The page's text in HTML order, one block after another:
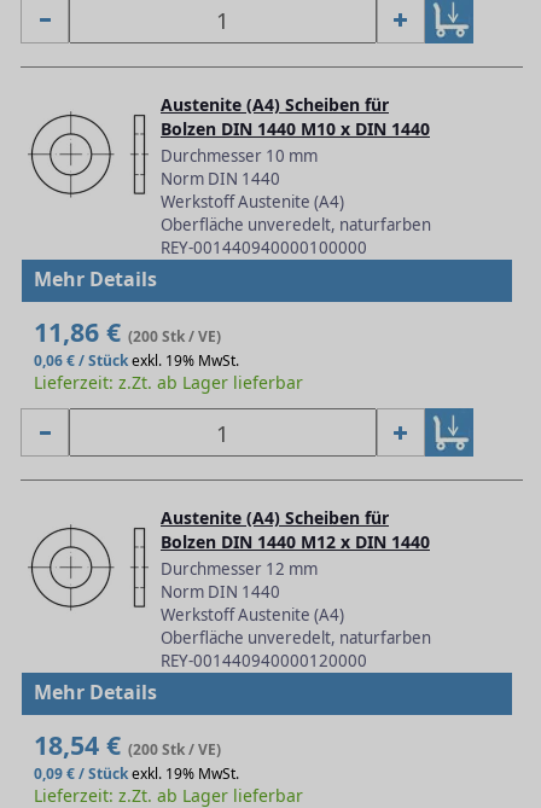
Austenite (A4) Scheiben für
Bolzen DIN 1440 M10 x DIN 1440
Durchmesser 10 mm
Norm DIN 1440
Werkstoff Austenite (A4)
Oberfläche unveredelt, naturfarben
REY-001440940000100000
Mehr Details
11,86 € (200 Stk / VE)
0,06 € / Stückexkl. 19% MwSt.
Lieferzeit: z.Zt. ab Lager lieferbar
Austenite (A4) Scheiben für
Bolzen DIN 1440 M12 x DIN 1440
Durchmesser 12 mm
Norm DIN 1440
Werkstoff Austenite (A4)
Oberfläche unveredelt, naturfarben
REY-001440940000120000
Mehr Details
18,54 € (200 Stk / VE)
0,09 € / Stückexkl. 19% MwSt.
Lieferzeit: z.Zt. ab Lager lieferbar